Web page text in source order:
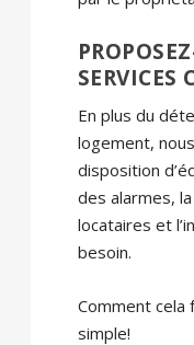
SERVICES
En plus du
logement,
disposition
des alarmes,
locataires et
besoin.
Comment cela
simple!